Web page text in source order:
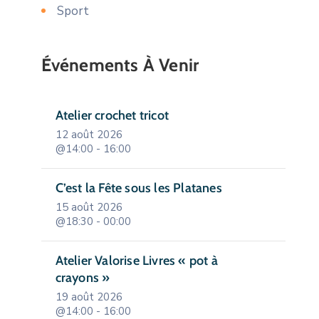
Sport
Événements À Venir
Atelier crochet tricot
12 août 2026
@14:00 - 16:00
C’est la Fête sous les Platanes
15 août 2026
@18:30 - 00:00
Atelier Valorise Livres « pot à
crayons »
19 août 2026
@14:00 - 16:00